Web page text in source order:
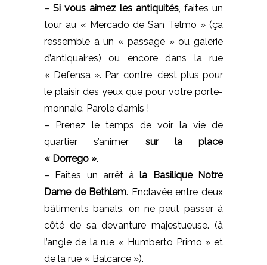
– Si vous aimez les antiquités , faites un
tour au « Mercado de San Telmo » (ça
ressemble à un « passage » ou galerie
d’antiquaires) ou encore dans la rue
« Defensa ». Par contre, c’est plus pour
le plaisir des yeux que pour votre porte-
monnaie. Parole d’amis !
– Prenez le temps de voir la vie de
quartier s’animer sur la place
« Dorrego ».
– Faites un arrêt à la Basilique Notre
Dame de Bethlem. Enclavée entre deux
bâtiments banals, on ne peut passer à
côté de sa devanture majestueuse. (à
l’angle de la rue « Humberto Primo » et
de la rue « Balcarce »).